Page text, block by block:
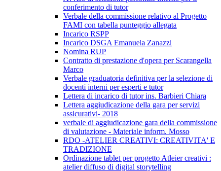
conferimento di tutor
Verbale della commissione relativo al Progetto
FAMI con tabella punteggio allegata
Incarico RSPP
Incarico DSGA Emanuela Zanazzi
Nomina RUP
Contratto di prestazione d'opera per Scarangella
Marco
Verbale graduatoria definitiva per la selezione di
docenti interni per esperti e tutor
Lettera di incarico di tutor ins. Barbieri Chiara
Lettera aggiudicazione della gara per servizi
assicurativi- 2018
verbale di aggiudicazione gara della commissione
di valutazione - Materiale inform. Mosso
RDO -ATELIER CREATIVI: CREATIVITA' E
TRADIZIONE
Ordinazione tablet per progetto Atleier creativi :
atelier diffuso di digital storytelling